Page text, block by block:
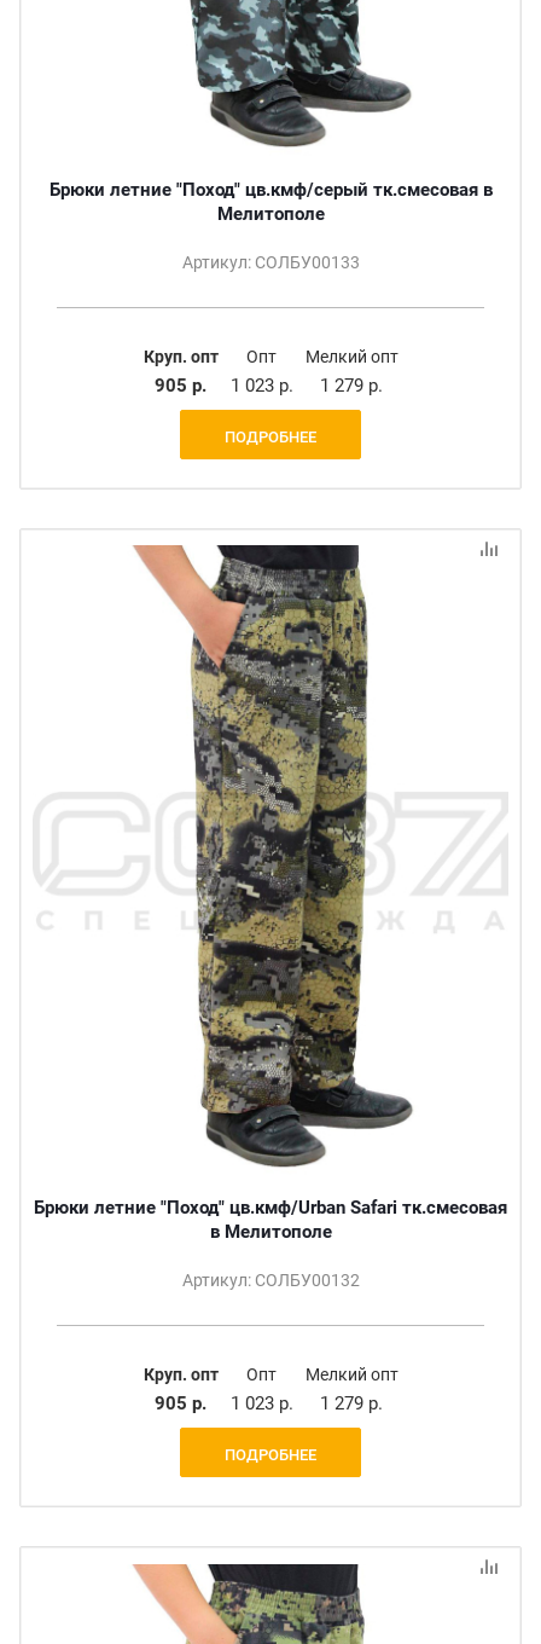
Брюки летние "Поход" цв.кмф/серый тк.смесовая в
Мелитополе
Артикул: СОЛБУ00133
Круп. опт
905 р.
Опт
1 023 р.
Мелкий опт
1 279 р.
ПОДРОБНЕЕ
Брюки летние "Поход" цв.кмф/Urban Safari тк.смесовая
в Мелитополе
Артикул: СОЛБУ00132
Круп. опт
905 р.
Опт
1 023 р.
Мелкий опт
1 279 р.
ПОДРОБНЕЕ